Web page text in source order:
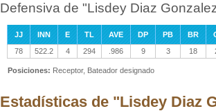
Defensiva de "Lisdey Diaz
JJ INN E TL AVE DP PB BR
78
522.2 4 294 .986 9 3 18
Posiciones: Receptor, Bateador designado
Estadísticas de "Lisdey Diaz